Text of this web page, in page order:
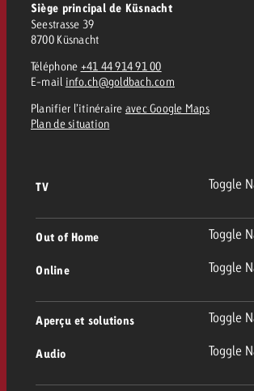
Siège principal de Küsnacht
Seestrasse 39
8700 Küsnacht
Téléphone +41 44 914 91 00
E-mail info.ch@goldbach.com
Planifier l’itinéraire avec Google Maps
Plan de situation
TV Toggle
Out of Home Toggle
Out of Home
Affichage
Digital Out of Home
Online Toggle
Aperçu et solutions Toggle
Conseil & Crossmedia
Audio Toggle